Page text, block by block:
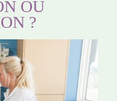
OU
?